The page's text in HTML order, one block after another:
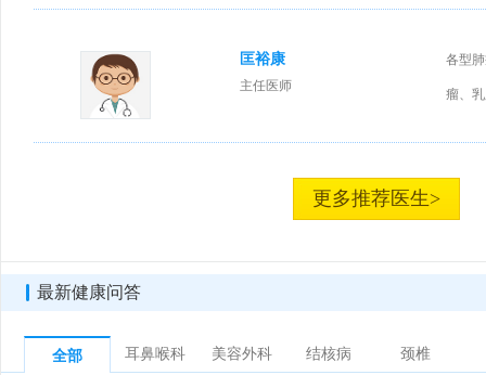
匡裕康
主任医师
各型
瘤、
更多推荐医生>
最新健康问答
全部 耳鼻喉科 美容外科 结核病 颈椎